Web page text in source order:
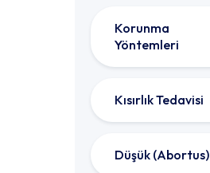
Korunma
Yöntemleri
Kısırlık Tedavisi
Düşük (Abortus)